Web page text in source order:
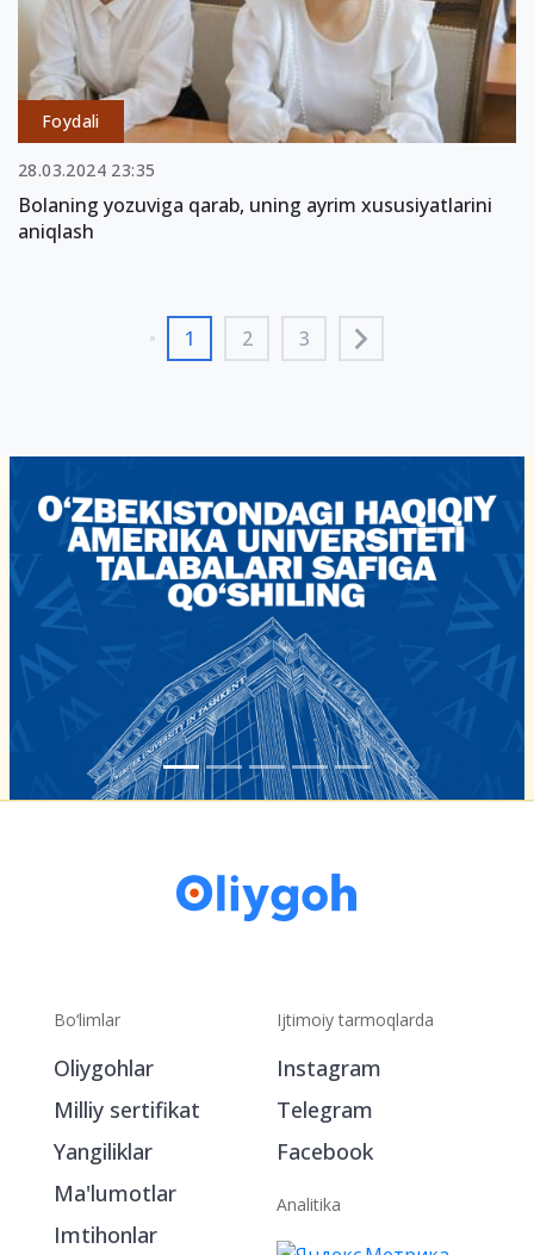
Foydali
28.03.2024 23:35
Bolaning yozuviga qarab, uning ayrim xususiyatlarini
aniqlash
1 2 3
Bo‘limlar
Oliygohlar
Milliy sertifikat
Yangiliklar
Ma'lumotlar
Imtihonlar
Ijtimoiy tarmoqlarda
Instagram
Telegram
Facebook
Analitika